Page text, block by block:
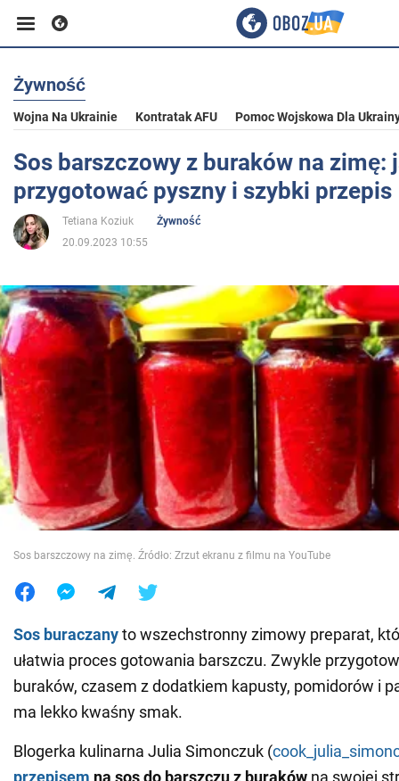
Biznes
Sport
Rozrywka
Polityka
Społeczeństwo
Wojna na Ukrainie
Świat
Jedzenie
Żywność
Wojna Na Ukrainie Kontratak AFU Pomoc Wojskowa Dla
Sos barszczowy z buraków na zimę:
przygotować pyszny i szybki przepis
Tetiana Koziuk
Żywność
20.09.2023 10:55
Sos barszczowy na zimę. Źródło: Zrzut ekranu z filmu na YouTube
Sos buraczanyto wszechstronny zimowy preparat,
ułatwia proces gotowania barszczu. Zwykle
buraków, czasem z dodatkiem kapusty, pomidorów i
ma lekko kwaśny smak.
Blogerka kulinarna Julia Simonczuk (